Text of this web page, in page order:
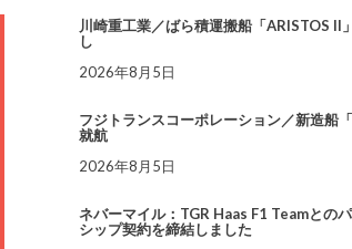
川崎重工業／ばら積運搬船「ARISTOS II
し
2026年8月5日
フジトランスコーポレーション／新造船「
就航
2026年8月5日
ネバーマイル：TGR Haas F1 Teamとの
シップ契約を締結しました